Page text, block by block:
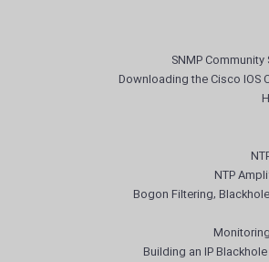
SNMP
Downloading the Cisco IOS
NTP
Bogon Filtering,
Building an IP